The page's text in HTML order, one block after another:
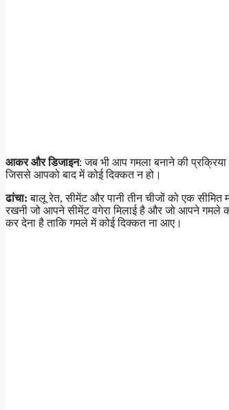
आकर और डिजाइन: जब भी आप गमला बनाने की
जिससे आपको बाद में कोई दिक्कत न हो।
ढांचा:बालू रेत, सीमेंट और पानी तीन चीजों को एक
रखनी जो आपने सीमेंट वगेरा मिलाई है और जो आपने गमले
कर देना है ताकि गमले में कोई दिक्कत ना आए।